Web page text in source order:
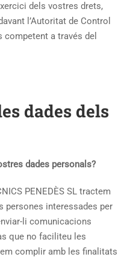
dels vostres drets,
l’Autoritat de Control
competent a través del
dades dels
dades personals?
PENEDÈS SL tractem
persones interessades per
li comunicacions
que no faciliteu les
complir amb les finalitats